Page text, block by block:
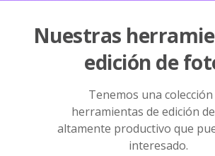
Nuestras
edición de
Tenemos una colección
herramientas de edición
altamente productivo que
interesado.